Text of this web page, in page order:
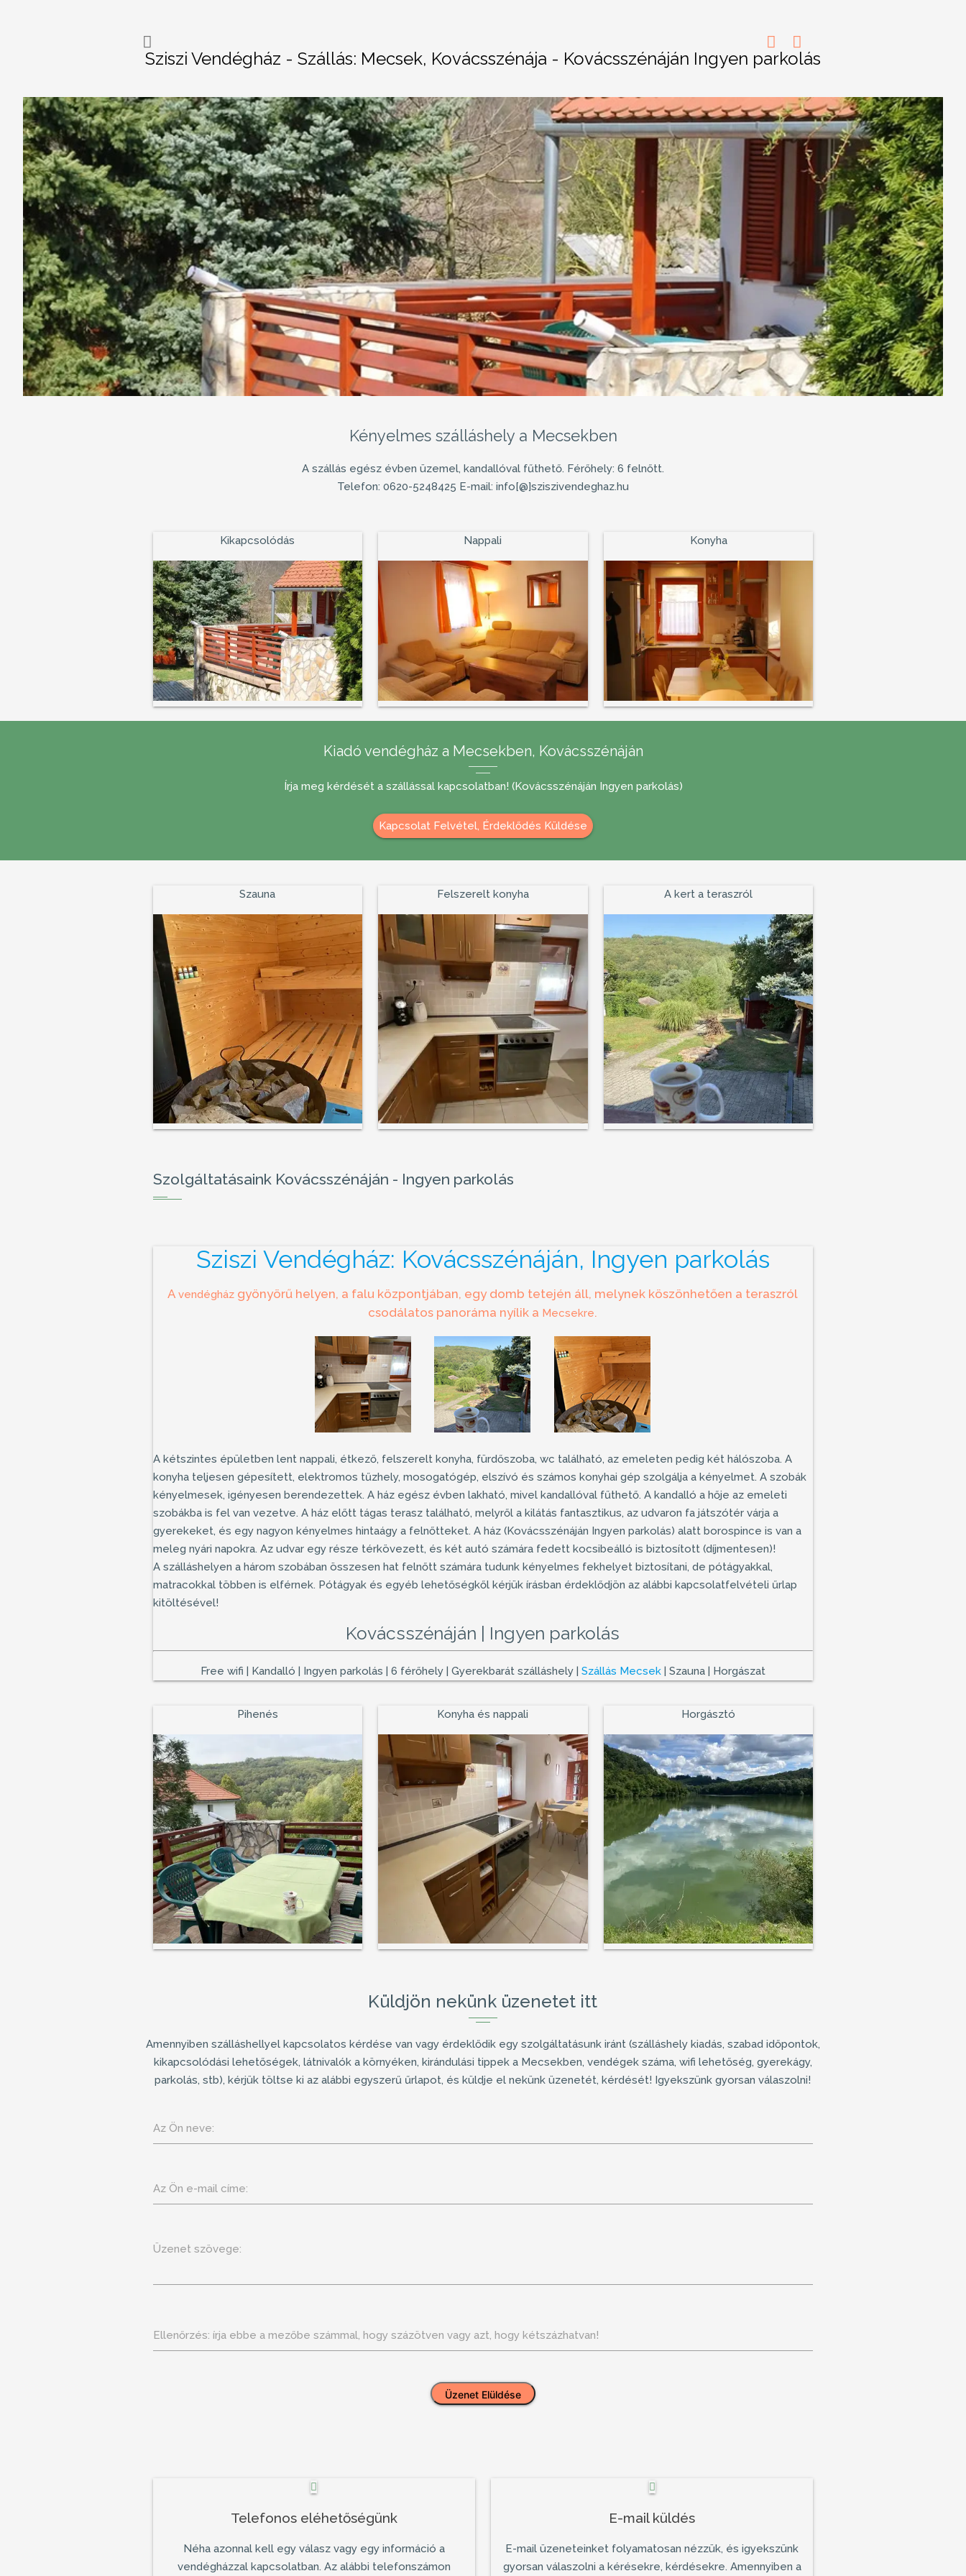
Sziszi Vendégház - Szállás: Mecsek, Kovácsszénája - Kovácsszénáján Ingyen parkolás
Kényelmes szálláshely a Mecsekben
A szállás egész évben üzemel, kandallóval fűthető. Férőhely: 6 felnőtt.
Telefon: 0620-5248425 E-mail: info[@]sziszivendeghaz.hu
Kikapcsolódás Nappali Konyha
Kiadó vendégház a Mecsekben, Kovácsszénáján
Írja meg kérdését a szállással kapcsolatban! (Kovácsszénáján Ingyen parkolás)
Kapcsolat Felvétel, Érdeklődés Küldése
Szauna Felszerelt konyha A kert a teraszról
Szolgáltatásaink Kovácsszénáján - Ingyen parkolás
Sziszi Vendégház: Kovácsszénáján, Ingyen parkolás
Avendégház gyönyörű helyen, a falu központjában, egy domb tetején áll, melynek köszönhetően a teraszról
csodálatos panoráma nyílik a Mecsekre.
A kétszintes épületben lent nappali, étkező, felszerelt konyha, fürdőszoba, wc található, az emeleten pedig két hálószoba. A
konyha teljesen gépesített, elektromos tűzhely, mosogatógép, elszívó és számos konyhai gép szolgálja a kényelmet. A szobák
kényelmesek, igényesen berendezettek. A ház egész évben lakható, mivel kandallóvalfűthető. A kandalló a hője az emeleti
szobákba is fel van vezetve. A ház előtt tágas terasztalálható, melyről a kilátás fantasztikus, az udvaron fa játszótér várja a
gyerekeket, és egy nagyon kényelmes hintaágy a felnőtteket. A ház (Kovácsszénáján Ingyen parkolás) alatt borospince is van a
meleg nyári napokra. Az udvar egy része térkövezett, és két autó számára fedett kocsibeálló is biztosított (díjmentesen)!
A szálláshelyen a három szobában összesen hat felnőtt számára tudunk kényelmes fekhelyet biztosítani, de pótágyakkal,
matracokkal többen is elférnek. Pótágyak és egyéb lehetőségkől kérjük írásban érdeklődjön az alábbi kapcsolatfelvételi űrlap
kitöltésével!
Kovácsszénáján | Ingyen parkolás
Free wifi | Kandalló | Ingyen parkolás | 6 férőhely | Gyerekbarát szálláshely| Szállás Mecsek| Szauna | Horgászat
Pihenés Konyha és nappali Horgásztó
Küldjön nekünk üzenetet itt
Amennyiben szálláshellyelkapcsolatos kérdése van vagy érdeklődik egy szolgáltatásunk iránt (szálláshely kiadás, szabad időpontok,
kikapcsolódási lehetőségek, látnivalók a környéken, kirándulási tippek a Mecsekben, vendégek száma, wifi lehetőség, gyerekágy,
parkolás, stb), kérjük töltse ki az alábbi egyszerű űrlapot, és küldje el nekünk üzenetét, kérdését! Igyekszünk gyorsan válaszolni!
Az Ön neve:
Az Ön e-mail címe:
Üzenet szövege:
Ellenőrzés: írja ebbe a mezőbe számmal, hogy százötven vagy azt, hogy kétszázhatvan!
Telefonos eléhetőségünk
Néha azonnal kell egy válasz vagy egy információ a
vendégházzalkapcsolatban. Az alábbi telefonszámon
E-mail küldés
E-mail üzeneteinket folyamatosan nézzük, és igyekszünk
gyorsan válaszolni a kérésekre, kérdésekre. Amennyiben a